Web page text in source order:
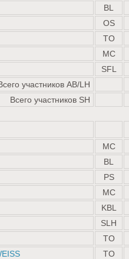
BL
OS
TO
MC
SFL
участников AB/LH
Всего участников SH
MC
BL
PS
MC
KBL
SLH
TO
TO